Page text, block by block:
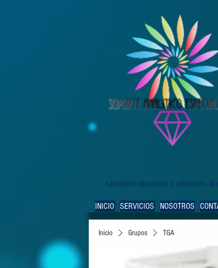
Laboratorio de ensayo y calibración.
INICIO SERVICIOS NOSOTROS
Inicio Grupos TGA